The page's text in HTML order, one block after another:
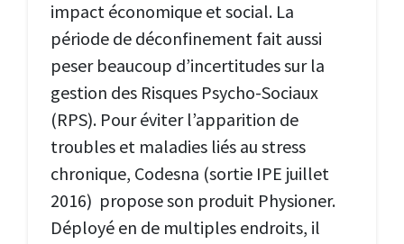
impact économique et social. La
période de déconfinement fait aussi
peser beaucoup d’incertitudes sur la
gestion des Risques Psycho-Sociaux
(RPS). Pour éviter l’apparition de
troubles et maladies liés au stress
chronique, Codesna (sortie IPE juillet
2016) propose son produit Physioner.
Déployé en de multiples endroits, il